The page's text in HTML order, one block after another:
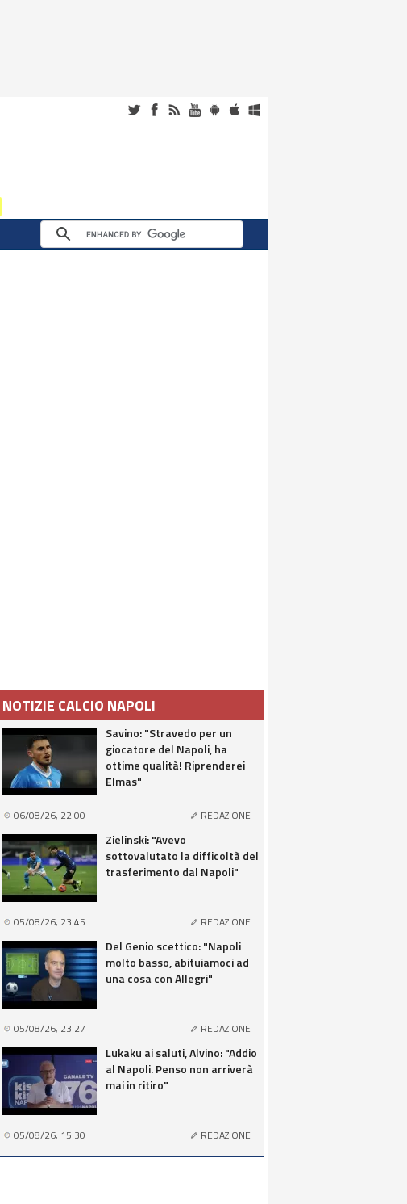
NOTIZIE CALCIO NAPOLI
Savino: "Stravedo per un
giocatore del Napoli, ha
ottime qualità! Riprenderei
Elmas"
06/08/26, 22:00 REDAZIONE
Zielinski: "Avevo
sottovalutato la difficoltà del
trasferimento dal Napoli"
05/08/26, 23:45 REDAZIONE
Del Genio scettico: "Napoli
molto basso, abituiamoci ad
una cosa con Allegri"
05/08/26, 23:27 REDAZIONE
Lukaku ai saluti, Alvino: "Addio
al Napoli. Penso non arriverà
mai in ritiro"
05/08/26, 15:30 REDAZIONE